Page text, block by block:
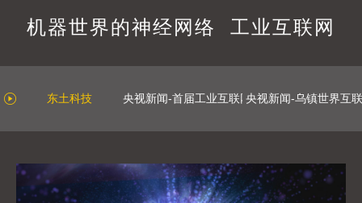
机器世界的神经网络 工业互联网
东土科技 央视新闻-首届工业互联网大赛央视新闻-乌镇世界互